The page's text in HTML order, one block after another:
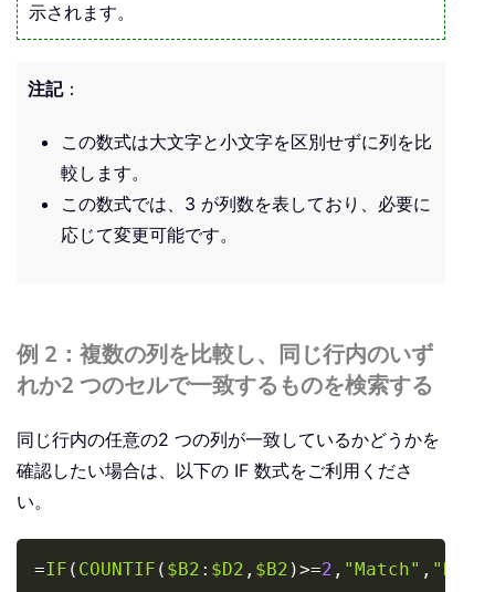
示されます。
注記：
この数式は大文字と小文字を区別せずに列を比
較します。
この数式では、3 が列数を表しており、必要に
応じて変更可能です。
例 2：複数の列を比較し、同じ行内のいず
れか2 つのセルで一致するものを検索する
同じ行内の任意の2 つの列が一致しているかどうかを
確認したい場合は、以下の IF 数式をご利用くださ
い。
=IF ( COUNTIF ( $B2 : $D2 , $B2 )>=2 , "Match" , "No
Copy